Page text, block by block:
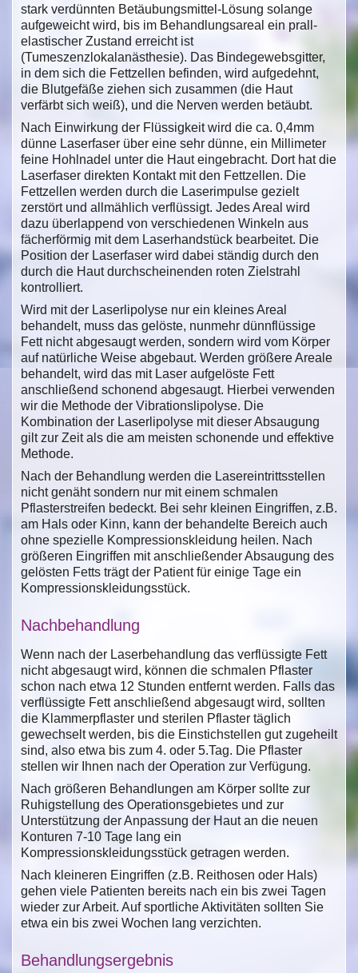
stark verdünnten Betäubungsmittel-Lösung solange
aufgeweicht wird, bis im Behandlungsareal ein prall-
elastischer Zustand erreicht ist
(Tumeszenzlokalanästhesie). Das Bindegewebsgitter,
in dem sich die Fettzellen befinden, wird aufgedehnt,
die Blutgefäße ziehen sich zusammen (die Haut
verfärbt sich weiß), und die Nerven werden betäubt.
Nach Einwirkung der Flüssigkeit wird die ca. 0,4mm
dünne Laserfaser über eine sehr dünne, ein Millimeter
feine Hohlnadel unter die Haut eingebracht. Dort hat die
Laserfaser direkten Kontakt mit den Fettzellen. Die
Fettzellen werden durch die Laserimpulse gezielt
zerstört und allmählich verflüssigt. Jedes Areal wird
dazu überlappend von verschiedenen Winkeln aus
fächerförmig mit dem Laserhandstück bearbeitet. Die
Position der Laserfaser wird dabei ständig durch den
durch die Haut durchscheinenden roten Zielstrahl
kontrolliert.
Wird mit der Laserlipolyse nur ein kleines Areal
behandelt, muss das gelöste, nunmehr dünnflüssige
Fett nicht abgesaugt werden, sondern wird vom Körper
auf natürliche Weise abgebaut. Werden größere Areale
behandelt, wird das mit Laser aufgelöste Fett
anschließend schonend abgesaugt. Hierbei verwenden
wir die Methode der Vibrationslipolyse. Die
Kombination der Laserlipolyse mit dieser Absaugung
gilt zur Zeit als die am meisten schonende und effektive
Methode.
Nach der Behandlung werden die Lasereintrittsstellen
nicht genäht sondern nur mit einem schmalen
Pflasterstreifen bedeckt. Bei sehr kleinen Eingriffen, z.B.
am Hals oder Kinn, kann der behandelte Bereich auch
ohne spezielle Kompressionskleidung heilen. Nach
größeren Eingriffen mit anschließender Absaugung des
gelösten Fetts trägt der Patient für einige Tage ein
Kompressionskleidungsstück.
Nachbehandlung
Wenn nach der Laserbehandlung das verflüssigte Fett
nicht abgesaugt wird, können die schmalen Pflaster
schon nach etwa 12 Stunden entfernt werden. Falls das
verflüssigte Fett anschließend abgesaugt wird, sollten
die Klammerpflaster und sterilen Pflaster täglich
gewechselt werden, bis die Einstichstellen gut zugeheilt
sind, also etwa bis zum 4. oder 5.Tag. Die Pflaster
stellen wir Ihnen nach der Operation zur Verfügung.
Nach größeren Behandlungen am Körper sollte zur
Ruhigstellung des Operationsgebietes und zur
Unterstützung der Anpassung der Haut an die neuen
Konturen 7-10 Tage lang ein
Kompressionskleidungsstück getragen werden.
Nach kleineren Eingriffen (z.B. Reithosen oder Hals)
gehen viele Patienten bereits nach ein bis zwei Tagen
wieder zur Arbeit. Auf sportliche Aktivitäten sollten Sie
etwa ein bis zwei Wochen lang verzichten.
Behandlungsergebnis